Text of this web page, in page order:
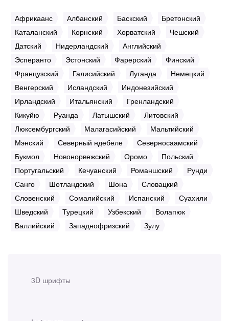
3D шрифты
Африкаанс Албанский Баскский
Бретонский
Каталанский
Корнский Хорватский
Чешский
Датский
Нидерландский
Английский
Эсперанто
Эстонский Фарерский
Финский
Французский
Галисийский Луганда
Немецкий
Венгерский
Исландский
Индонезийский
Ирландский
Итальянский
Гренландский
Кикуйю
Руанда Латышский
Литовский
Люксембургский
Малагасийский
Мальтийский
Мэнский
Северный ндебеле
Северносаамский
Букмол
Новонорвежский Оромо
Польский
Португальский
Кечуанский Романшский
Рунди
Санго
Шотландский Шона
Словацкий
Словенский
Сомалийский Испанский
Суахили
Шведский
Турецкий Узбекский
Волапюк
Валлийский
Западнофризский Зулу